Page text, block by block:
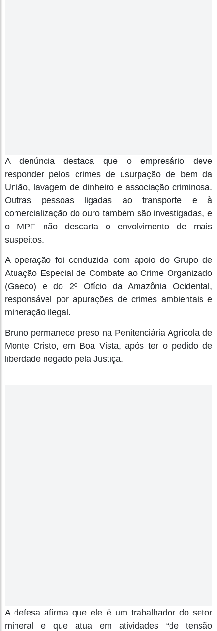
A denúncia destaca que o empresário deve
responder pelos crimes de usurpação de bem da
União, lavagem de dinheiro e associação criminosa.
Outras pessoas ligadas ao transporte e à
comercialização do ouro também são investigadas, e
o MPF não descarta o envolvimento de mais
suspeitos.
A operação foi conduzida com apoio do Grupo de
Atuação Especial de Combate ao Crime Organizado
(Gaeco) e do 2º Ofício da Amazônia Ocidental,
responsável por apurações de crimes ambientais e
mineração ilegal.
Bruno permanece preso na Penitenciária Agrícola de
Monte Cristo, em Boa Vista, após ter o pedido de
liberdade negado pela Justiça.
A defesa afirma que ele é um trabalhador do setor
mineral e que atua em atividades “de tensão